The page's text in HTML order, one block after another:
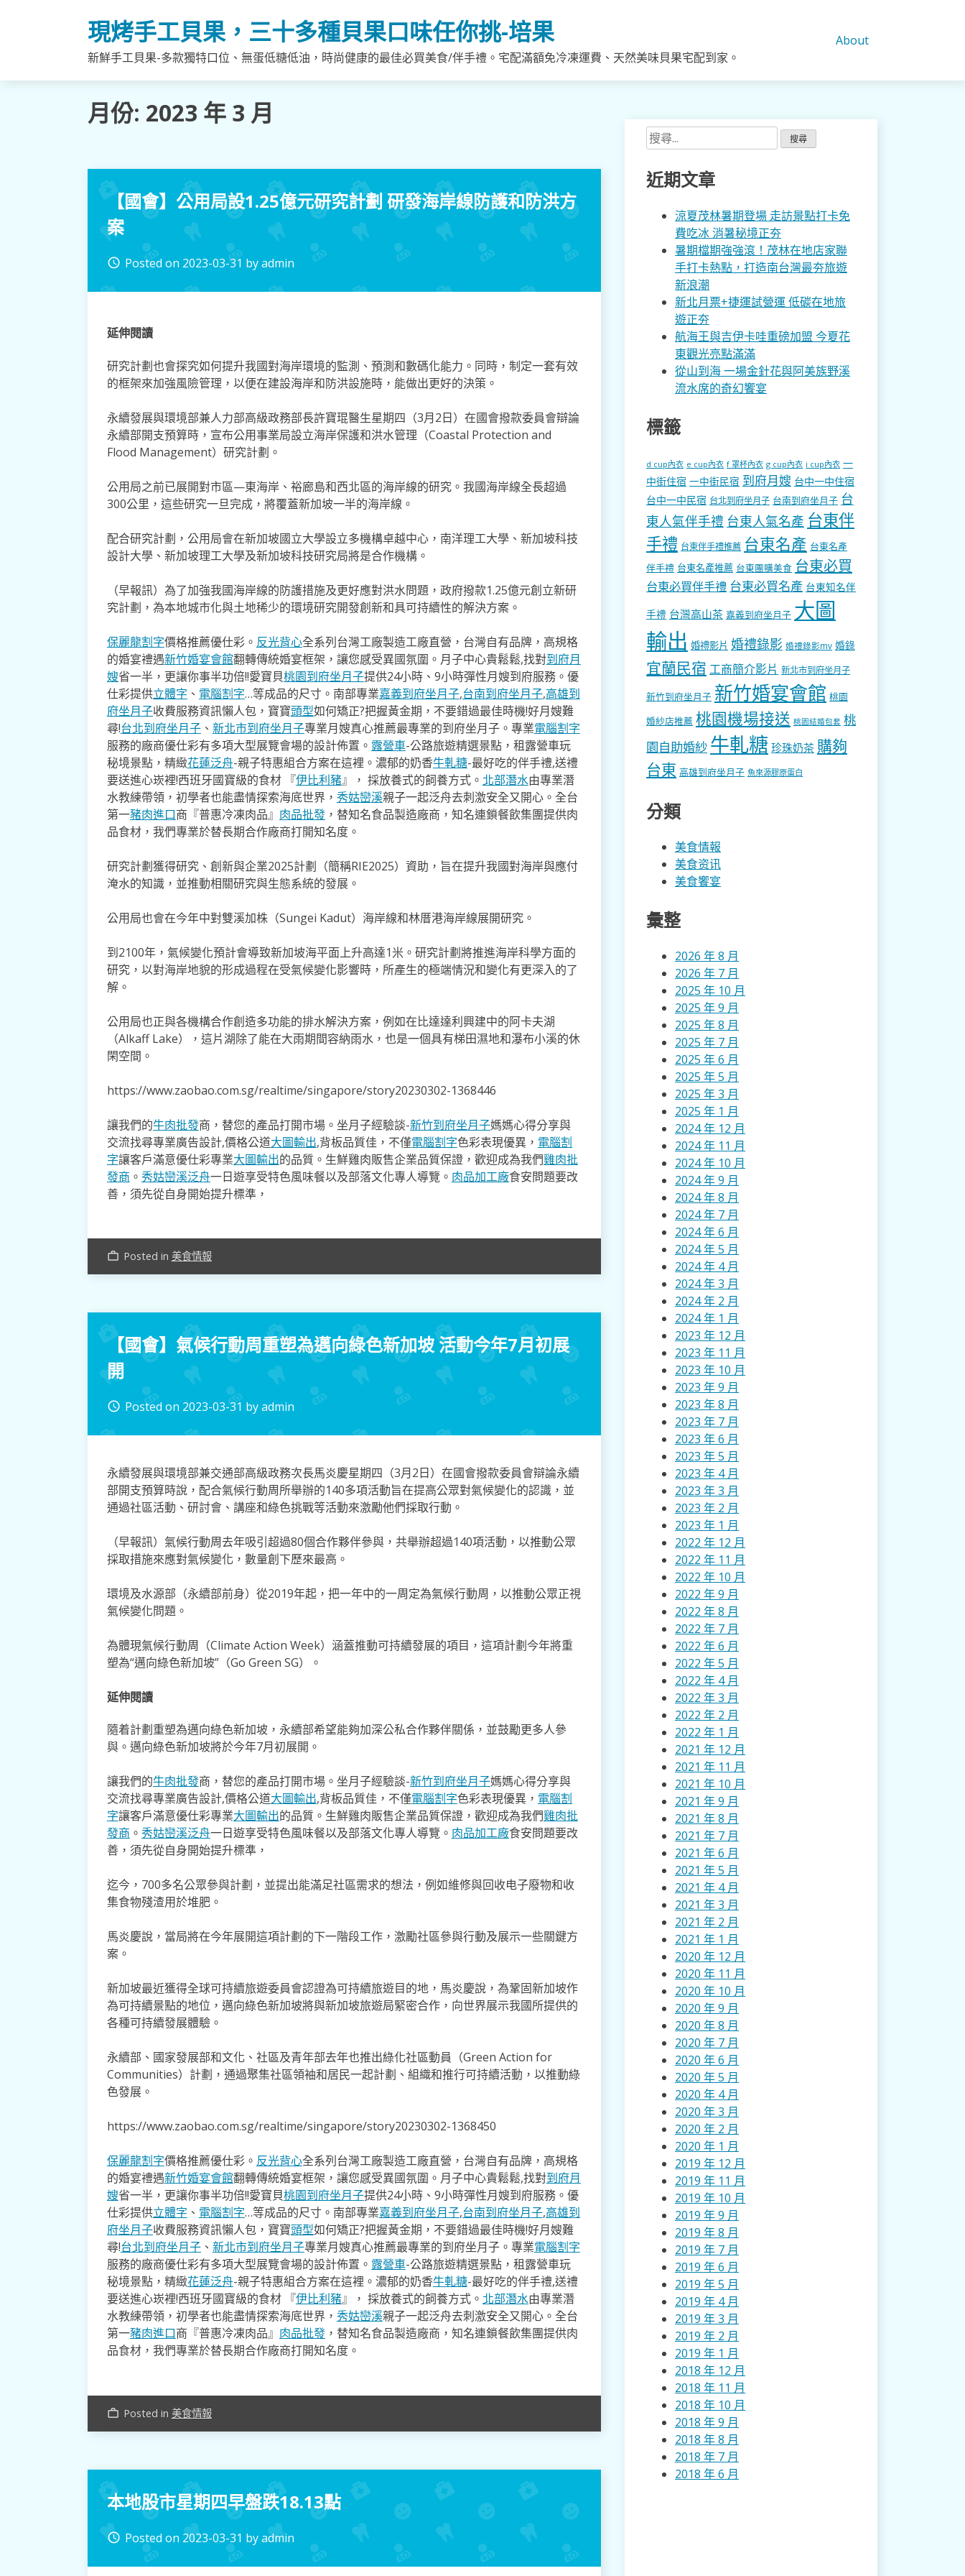
現烤手工貝果，三十多種貝果口味任你挑-培果
新鮮手工貝果-多款獨特口位、無蛋低糖低油，時尚健康的最佳必買美食/伴手禮。宅配滿額免冷凍運費、天然美味貝果宅配到家。
About
月份: 2023 年 3 月
【國會】公用局設1.25億元研究計劃 研發海岸線防護和防洪方
案
access_time Posted on 2023-03-31 byadmin
延伸閱讀
研究計劃也會探究如何提升我國對海岸環境的監測、預測和數碼化能力。同時，制定一套有效
的框架來加強風險管理，以便在建設海岸和防洪設施時，能做出更好的決策。
永續發展與環境部兼人力部高級政務部長許寶琨醫生星期四（3月2日）在國會撥款委員會辯論
永續部開支預算時，宣布公用事業局設立海岸保護和洪水管理（Coastal Protection and
Flood Management）研究計劃。
公用局之前已展開對市區—東海岸、裕廊島和西北區的海岸線的研究。我國海岸線全長超過
300公里，這些研究一旦完成，將覆蓋新加坡一半的海岸線。
配合研究計劃，公用局會在新加坡國立大學設立多機構卓越中心，南洋理工大學、新加坡科技
設計大學、新加坡理工大學及新加坡科技研究局將是合作機構。
（早報訊）為了加強我國海岸線的防護措施及更好應對洪水問題，政府撥款1.25億元創立新研
究計劃，為本地城市化與土地稀少的環境研究開發創新和具可持續性的解決方案。
保麗龍割字價格推薦優仕彩。 反光背心全系列台灣工廠製造工廠直營，台灣自有品牌，高規格
的婚宴禮遇新竹婚宴會館翻轉傳統婚宴框架，讓您感受異國氛圍。月子中心貴鬆鬆,找對到府月
嫂省一半，更讓你事半功倍!!愛寶貝桃園到府坐月子提供24小時、9小時彈性月嫂到府服務。優
仕彩提供立體字 、 電腦割字…等成品的尺寸。南部專業嘉義到府坐月子,台南到府坐月子,高雄到
府坐月子收費服務資訊懶人包，寶寶頭型如何矯正?把握黃金期，不要錯過最佳時機!好月嫂難
尋!台北到府坐月子、 新北市到府坐月子專業月嫂真心推薦最專業的到府坐月子。專業電腦割字
服務的廠商優仕彩有多項大型展覽會場的設計佈置。 露營車-公路旅遊精選景點，租露營車玩
秘境景點，精緻花蓮泛舟-親子特惠組合方案在這裡。濃郁的奶香牛軋糖-最好吃的伴手禮,送禮
要送進心崁裡!西班牙國寶級的食材 『伊比利豬』， 採放養式的飼養方式。 北部潛水由專業潛
水教練帶領，初學者也能盡情探索海底世界， 秀姑巒溪親子一起泛舟去​刺激安全又開心。全台
第一豬肉進口商『普惠冷凍肉品』 肉品批發，替知名食品製造廠商，知名連鎖餐飲集團提供肉
品食材，我們專業於替長期合作廠商打開知名度。
研究計劃獲得研究、創新與企業2025計劃（簡稱RIE2025）資助，旨在提升我國對海岸與應付
淹水的知識，並推動相關研究與生態系統的發展。
公用局也會在今年中對雙溪加株（Sungei Kadut）海岸線和林厝港海岸線展開研究。
到2100年，氣候變化預計會導致新加坡海平面上升高達1米。研究計劃將推進海岸科學方面的
研究，以對海岸地貌的形成過程在受氣候變化影響時，所產生的極端情況和變化有更深入的了
解。
公用局也正與各機構合作創造多功能的排水解決方案，例如在比達達利興建中的阿卡夫湖
（Alkaff Lake），這片湖除了能在大雨期間容納雨水，也是一個具有梯田濕地和瀑布小溪的休
閑空間。
https://www.zaobao.com.sg/realtime/singapore/story20230302-1368446
讓我們的牛肉批發商，替您的產品打開市場。坐月子經驗談-新竹到府坐月子媽媽心得分享與
交流找尋專業廣告設計,價格公道大圖輸出,背板品質佳，不僅電腦割字色彩表現優異， 電腦割
字讓客戶滿意優仕彩專業大圖輸出的品質。生鮮雞肉販售企業品質保證，歡迎成為我們雞肉批
發商 。 秀姑巒溪泛舟一日遊享受特色風味餐以及部落文化專人導覽。 肉品加工廠食安問題要改
善，須先從自身開始提升標準，
work_outline Posted in 美食情報
【國會】氣候行動周重塑為邁向綠色新加坡 活動今年7月初展
開
access_time Posted on 2023-03-31 byadmin
永續發展與環境部兼交通部高級政務次長馬炎慶星期四（3月2日）在國會撥款委員會辯論永續
部開支預算時說，配合氣候行動周所舉辦的140多項活動旨在提高公眾對氣候變化的認識，並
通過社區活動、研討會、講座和綠色挑戰等活動來激勵他們採取行動。
（早報訊）氣候行動周去年吸引超過80個合作夥伴參與，共舉辦超過140項活動，以推動公眾
採取措施來應對氣候變化，數量創下歷來最高。
環境及水源部（永續部前身）從2019年起，把一年中的一周定為氣候行動周，以推動公眾正視
氣候變化問題。
為體現氣候行動周（Climate Action Week）涵蓋推動可持續發展的項目，這項計劃今年將重
塑為“邁向綠色新加坡”（Go Green SG）。
延伸閱讀
隨着計劃重塑為邁向綠色新加坡，永續部希望能夠加深公私合作夥伴關係，並鼓勵更多人參
與。邁向綠色新加坡將於今年7月初展開。
讓我們的牛肉批發商，替您的產品打開市場。坐月子經驗談-新竹到府坐月子媽媽心得分享與
交流找尋專業廣告設計,價格公道大圖輸出,背板品質佳，不僅電腦割字色彩表現優異， 電腦割
字讓客戶滿意優仕彩專業大圖輸出的品質。生鮮雞肉販售企業品質保證，歡迎成為我們雞肉批
發商 。 秀姑巒溪泛舟一日遊享受特色風味餐以及部落文化專人導覽。 肉品加工廠食安問題要改
善，須先從自身開始提升標準，
迄今，700多名公眾參與計劃，並提出能滿足社區需求的想法，例如維修與回收电子廢物和收
集食物殘渣用於堆肥。
馬炎慶說，當局將在今年展開這項計劃的下一階段工作，激勵社區參與行動及展示一些關鍵方
案。
新加坡最近獲得全球可持續旅遊委員會認證為可持續旅遊目的地，馬炎慶說，為鞏固新加坡作
為可持續景點的地位，邁向綠色新加坡將與新加坡旅遊局緊密合作，向世界展示我國所提供的
各種可持續發展體驗。
永續部、國家發展部和文化、社區及青年部去年也推出綠化社區動員（Green Action for
Communities）計劃，通過聚集社區領袖和居民一起計劃、組織和推行可持續活動，以推動綠
色發展。
https://www.zaobao.com.sg/realtime/singapore/story20230302-1368450
保麗龍割字價格推薦優仕彩。 反光背心全系列台灣工廠製造工廠直營，台灣自有品牌，高規格
的婚宴禮遇新竹婚宴會館翻轉傳統婚宴框架，讓您感受異國氛圍。月子中心貴鬆鬆,找對到府月
嫂省一半，更讓你事半功倍!!愛寶貝桃園到府坐月子提供24小時、9小時彈性月嫂到府服務。優
仕彩提供立體字 、 電腦割字…等成品的尺寸。南部專業嘉義到府坐月子,台南到府坐月子,高雄到
府坐月子收費服務資訊懶人包，寶寶頭型如何矯正?把握黃金期，不要錯過最佳時機!好月嫂難
尋!台北到府坐月子、 新北市到府坐月子專業月嫂真心推薦最專業的到府坐月子。專業電腦割字
服務的廠商優仕彩有多項大型展覽會場的設計佈置。 露營車-公路旅遊精選景點，租露營車玩
秘境景點，精緻花蓮泛舟-親子特惠組合方案在這裡。濃郁的奶香牛軋糖-最好吃的伴手禮,送禮
要送進心崁裡!西班牙國寶級的食材 『伊比利豬』， 採放養式的飼養方式。 北部潛水由專業潛
水教練帶領，初學者也能盡情探索海底世界， 秀姑巒溪親子一起泛舟去​刺激安全又開心。全台
第一豬肉進口商『普惠冷凍肉品』 肉品批發，替知名食品製造廠商，知名連鎖餐飲集團提供肉
品食材，我們專業於替長期合作廠商打開知名度。
work_outline Posted in 美食情報
本地股市星期四早盤跌18.13點
access_time Posted on 2023-03-31 byadmin
搜
尋
關
鍵
近期文章
涼夏茂林暑期登場 走訪景點打卡免
費吃冰 消暑秘境正夯
暑期檔期強強滾！茂林在地店家聯
手打卡熱點，打造南台灣最夯旅遊
新浪潮
新北月票+捷運試營運 低碳在地旅
遊正夯
航海王與吉伊卡哇重磅加盟 今夏花
東觀光亮點滿滿
從山到海 一場金針花與阿美族野溪
流水席的奇幻饗宴
標籤
d cup內衣 e cup內衣 f 罩杯內衣 g cup內衣 i cup內衣 一
中街住宿 一中街民宿 到府月嫂 台中一中住宿
台中一中民宿 台北到府坐月子 台南到府坐月子 台
東人氣伴手禮 台東人氣名產 台東伴
手禮 台東伴手禮推薦 台東名產 台東名產
伴手禮 台東名產推薦 台東團購美食 台東必買
台東必買伴手禮 台東必買名產 台東知名伴
手禮 台灣高山茶 嘉義到府坐月子 大圖
輸出 婚禮影片 婚禮錄影 婚禮錄影mv 婚錄
宜蘭民宿 工商簡介影片 新北市到府坐月子
新竹到府坐月子 新竹婚宴會館 桃園
婚紗店推薦 桃園機場接送 桃園結婚包套 桃
園自助婚紗 牛軋糖 珍珠奶茶 購夠
台東 高雄到府坐月子 魚來源膠原蛋白
分類
美食情報
美食资讯
美食饗宴
彙整
2026 年 8 月
2026 年 7 月
2025 年 10 月
2025 年 9 月
2025 年 8 月
2025 年 7 月
2025 年 6 月
2025 年 5 月
2025 年 3 月
2025 年 1 月
2024 年 12 月
2024 年 11 月
2024 年 10 月
2024 年 9 月
2024 年 8 月
2024 年 7 月
2024 年 6 月
2024 年 5 月
2024 年 4 月
2024 年 3 月
2024 年 2 月
2024 年 1 月
2023 年 12 月
2023 年 11 月
2023 年 10 月
2023 年 9 月
2023 年 8 月
2023 年 7 月
2023 年 6 月
2023 年 5 月
2023 年 4 月
2023 年 3 月
2023 年 2 月
2023 年 1 月
2022 年 12 月
2022 年 11 月
2022 年 10 月
2022 年 9 月
2022 年 8 月
2022 年 7 月
2022 年 6 月
2022 年 5 月
2022 年 4 月
2022 年 3 月
2022 年 2 月
2022 年 1 月
2021 年 12 月
2021 年 11 月
2021 年 10 月
2021 年 9 月
2021 年 8 月
2021 年 7 月
2021 年 6 月
2021 年 5 月
2021 年 4 月
2021 年 3 月
2021 年 2 月
2021 年 1 月
2020 年 12 月
2020 年 11 月
2020 年 10 月
2020 年 9 月
2020 年 8 月
2020 年 7 月
2020 年 6 月
2020 年 5 月
2020 年 4 月
2020 年 3 月
2020 年 2 月
2020 年 1 月
2019 年 12 月
2019 年 11 月
2019 年 10 月
2019 年 9 月
2019 年 8 月
2019 年 7 月
2019 年 6 月
2019 年 5 月
2019 年 4 月
2019 年 3 月
2019 年 2 月
2019 年 1 月
2018 年 12 月
2018 年 11 月
2018 年 10 月
2018 年 9 月
2018 年 8 月
2018 年 7 月
2018 年 6 月